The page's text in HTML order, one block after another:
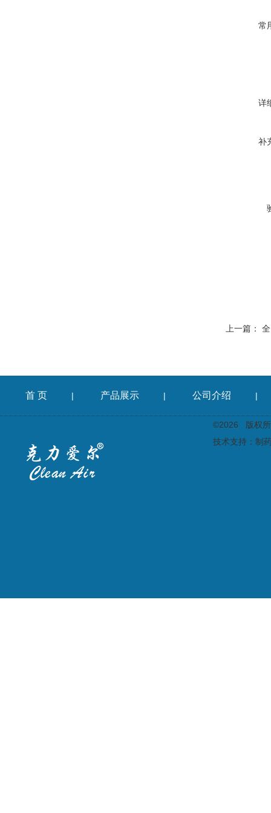
常
详
补
上一篇：
首 页 | 产品展示 | 公司介绍 |
©2026 版权所
技术支持： 制